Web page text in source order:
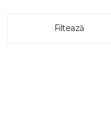
Filtează